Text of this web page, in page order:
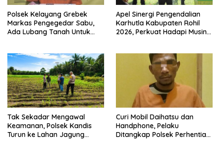
Polsek Kelayang Grebek
Markas Pengegedar Sabu,
Ada Lubang Tanah Untuk
Apel Sinergi Pengendalian
Karhutla Kabupaten Rohil
2026, Perkuat Hadapi Musin
Tak Sekadar Mengawal
Keamanan, Polsek Kandis
Turun ke Lahan Jagung
Curi Mobil Daihatsu dan
Handphone, Pelaku
Ditangkap Polsek Perhentian